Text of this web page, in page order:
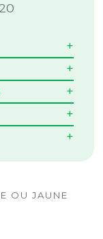
OU JAUNE